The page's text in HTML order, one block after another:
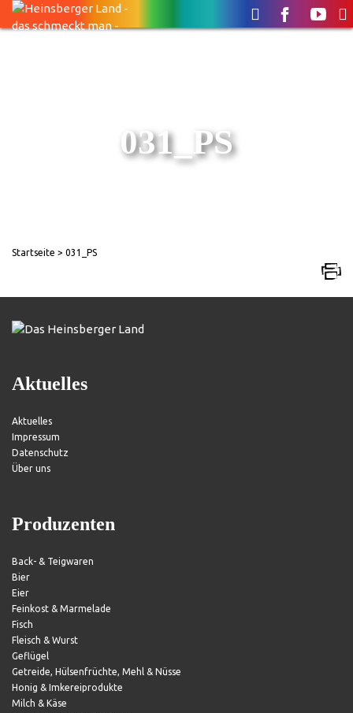
031_PS
Startseite > 031_PS
Aktuelles
Aktuelles
Impressum
Datenschutz
Über uns
Produzenten
Back- & Teigwaren
Bier
Eier
Feinkost & Marmelade
Fisch
Fleisch & Wurst
Geflügel
Getreide, Hülsenfrüchte, Mehl & Nüsse
Honig & Imkereiprodukte
Milch & Käse